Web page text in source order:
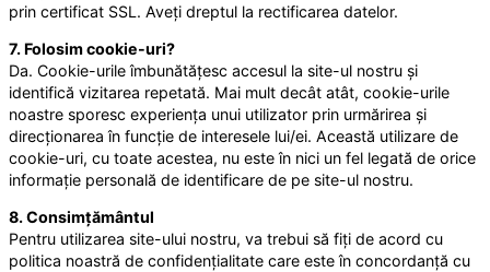
prin certificat SSL. Aveți dreptul la rectificarea datelor.
7. Folosim cookie-uri?
Da. Cookie-urile îmbunătățesc accesul la site-ul nostru și
identifică vizitarea repetată. Mai mult decât atât, cookie-urile
noastre sporesc experiența unui utilizator prin urmărirea și
direcționarea în funcție de interesele lui/ei. Această utilizare de
cookie-uri, cu toate acestea, nu este în nici un fel legată de orice
informație personală de identificare de pe site-ul nostru.
8. Consimțământul
Pentru utilizarea site-ului nostru, va trebui să fiți de acord cu
politica noastră de confidențialitate care este în concordanță cu